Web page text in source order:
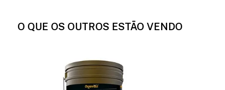
O QUE OS OUTROS ESTÃO VENDO